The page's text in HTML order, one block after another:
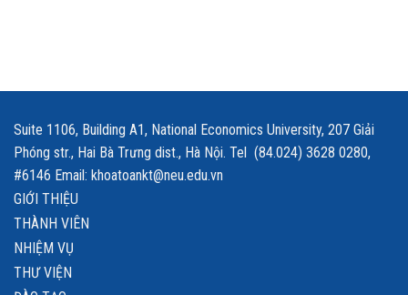
Suite 1106, Building A1, National Economics University, 207 Giải
Phóng str., Hai Bà Trưng dist., Hà Nội. Tel (84.024) 3628 0280,
#6146 Email: khoatoankt@neu.edu.vn
GIỚI THIỆU
THÀNH VIÊN
NHIỆM VỤ
THƯ VIỆN